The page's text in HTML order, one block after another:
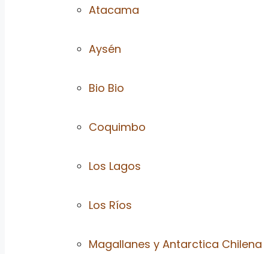
Atacama
Aysén
Bio Bio
Coquimbo
Los Lagos
Los Ríos
Magallanes y Antarctica Chilena